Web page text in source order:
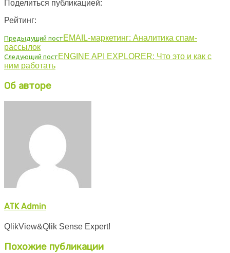
Поделиться публикацией:
Рейтинг:
Предыдущий пост EMAIL-маркетинг: Аналитика спам-
рассылок
Следующий пост ENGINE API EXPLORER: Что это и как с
ним работать
Об авторе
ATK Admin
QlikView&Qlik Sense Expert!
Похожие публикации